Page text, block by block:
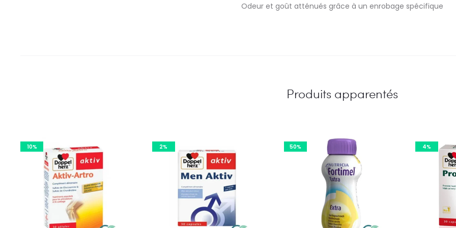
Odeur et goût atténués grâce à un enrobage spécifique
Produits apparentés
10% 2% 50% 4%